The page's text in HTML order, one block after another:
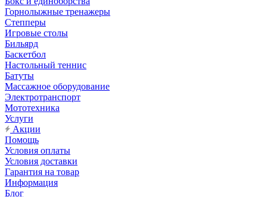
Горнолыжные тренажеры
Степперы
Игровые столы
Бильярд
Баскетбол
Настольный теннис
Батуты
Массажное оборудование
Электротранспорт
Мототехника
Услуги
Акции
Помощь
Условия оплаты
Условия доставки
Гарантия на товар
Информация
Блог